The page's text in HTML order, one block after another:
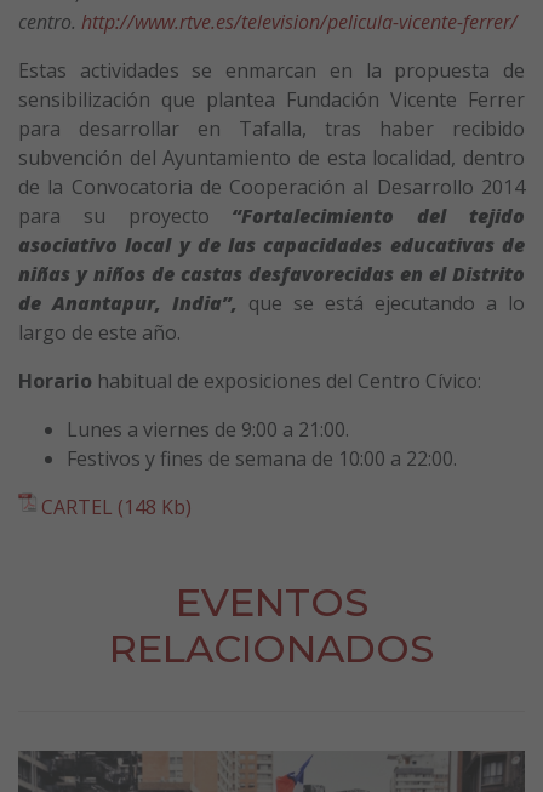
centro. http://www.rtve.es/television/pelicula-vicente-ferrer/
Estas actividades se enmarcan en la propuesta de
sensibilización que plantea Fundación Vicente Ferrer
para desarrollar en Tafalla, tras haber recibido
subvención del Ayuntamiento de esta localidad, dentro
de la Convocatoria de Cooperación al Desarrollo 2014
para su proyecto “Fortalecimiento del tejido
asociativo local y de las capacidades educativas de
niñas y niños de castas desfavorecidas en el Distrito
de Anantapur, India”, que se está ejecutando a lo
largo de este año.
Horario habitual de exposiciones del Centro Cívico:
Lunes a viernes de 9:00 a 21:00.
Festivos y fines de semana de 10:00 a 22:00.
CARTEL (148 Kb)
EVENTOS
RELACIONADOS